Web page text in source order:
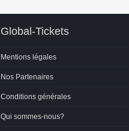
Global-Tickets
Mentions légales
Nos Partenaires
Conditions générales
Qui sommes-nous?